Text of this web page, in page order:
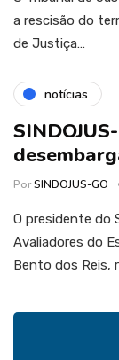
a rescisão do
de Justiça…
notícias
PorSINDOJUS-GO
O presidente do
Avaliadores do
Bento dos Reis,